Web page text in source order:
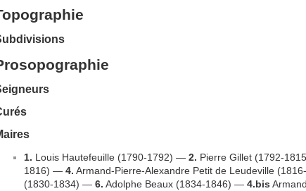
1. Louis Hautefeuille (1790-1792) — 2. Pierre Gillet (1792-
1816) — 4. Armand-Pierre-Alexandre Petit de Leudeville
(1830-1834) — 6. Adolphe Beaux (1834-1846) — 4.bis